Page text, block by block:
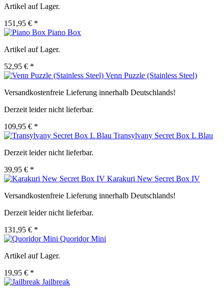
Artikel auf Lager.
151,95 € *
Piano Box
Artikel auf Lager.
52,95 € *
Venn Puzzle (Stainless Steel)
Versandkostenfreie Lieferung innerhalb Deutschlands!
Derzeit leider nicht lieferbar.
109,95 € *
Transylvany Secret Box L Blau
Derzeit leider nicht lieferbar.
39,95 € *
Karakuri New Secret Box IV
Versandkostenfreie Lieferung innerhalb Deutschlands!
Derzeit leider nicht lieferbar.
131,95 € *
Quoridor Mini
Artikel auf Lager.
19,95 € *
Jailbreak